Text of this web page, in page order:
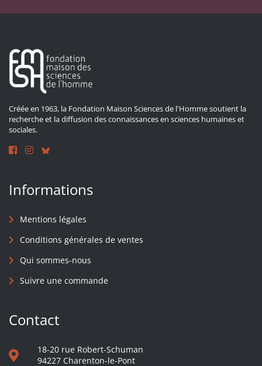
Créée en 1963, la Fondation Maison Sciences de l'Homme soutient la
recherche et la diffusion des connaissances en sciences humaines et
sociales.
Informations
Mentions légales
Conditions générales de ventes
Qui sommes-nous
Suivre une commande
Contact
18-20 rue Robert-Schuman
94227 Charenton-le-Pont